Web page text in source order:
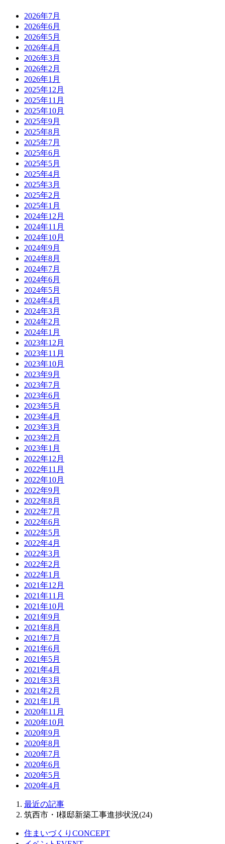
2026年7月
2026年6月
2026年5月
2026年4月
2026年3月
2026年2月
2026年1月
2025年12月
2025年11月
2025年10月
2025年9月
2025年8月
2025年7月
2025年6月
2025年5月
2025年4月
2025年3月
2025年2月
2025年1月
2024年12月
2024年11月
2024年10月
2024年9月
2024年8月
2024年7月
2024年6月
2024年5月
2024年4月
2024年3月
2024年2月
2024年1月
2023年12月
2023年11月
2023年10月
2023年9月
2023年7月
2023年6月
2023年5月
2023年4月
2023年3月
2023年2月
2023年1月
2022年12月
2022年11月
2022年10月
2022年9月
2022年8月
2022年7月
2022年6月
2022年5月
2022年4月
2022年3月
2022年2月
2022年1月
2021年12月
2021年11月
2021年10月
2021年9月
2021年8月
2021年7月
2021年6月
2021年5月
2021年4月
2021年3月
2021年2月
2021年1月
2020年11月
2020年10月
2020年9月
2020年8月
2020年7月
2020年6月
2020年5月
2020年4月
最近の記事
筑西市・I様邸新築工事進捗状況(24)
住まいづくり CONCEPT